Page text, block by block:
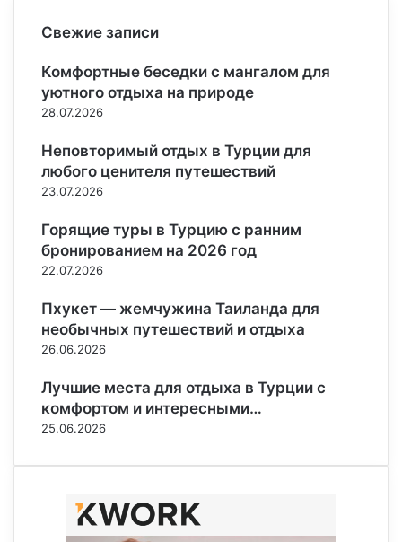
Свежие записи
Комфортные беседки с мангалом для
уютного отдыха на природе
28.07.2026
Неповторимый отдых в Турции для
любого ценителя путешествий
23.07.2026
Горящие туры в Турцию с ранним
бронированием на 2026 год
22.07.2026
Пхукет — жемчужина Таиланда для
необычных путешествий и отдыха
26.06.2026
Лучшие места для отдыха в Турции с
комфортом и интересными…
25.06.2026